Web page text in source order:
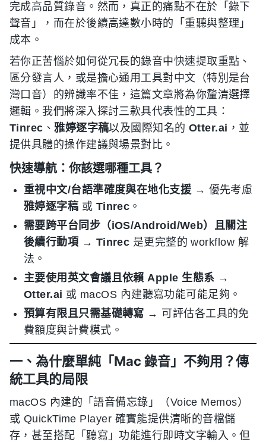
完成高品質錄音。然而，真正的痛點不在於「錄下
聲音」，而在於後續高達數小時的「重聽與整理」
成本。
若你正苦惱於如何從冗長的錄音中快速提取重點、
區分發言人，或是擔心通用工具對中文（特別是台
灣口音）的辨識率不佳，這篇文章將為你釐清選擇
邏輯。我們將深入探討三款具代表性的工具：
Tinrec 、雅婷逐字稿以及國際知名的Otter.ai ，並
提供具體的操作建議與場景對比。
快速導航：你該選哪種工具？
重視中文/台語準確度與在地化支援 → 優先考慮
雅婷逐字稿 或 Tinrec 。
需要跨平台同步（iOS/Android/Web）且關注
後續行動項 → Tinrec 是更完整的 workflow 解
法。
主要使用英文會議且依賴 Apple 生態系 →
Otter.ai 或 macOS 內建聽寫功能可能足夠。
預算有限且只需基礎轉寫 → 可評估各工具的免
費額度與計費模式。
一、為什麼單純「Mac 錄音」不夠用？傳
統工具的局限
macOS 內建的「語音備忘錄」（Voice Memos）
或 QuickTime Player 確實能提供清晰的音檔儲
存，甚至搭配「聽寫」功能進行即時文字輸入。但